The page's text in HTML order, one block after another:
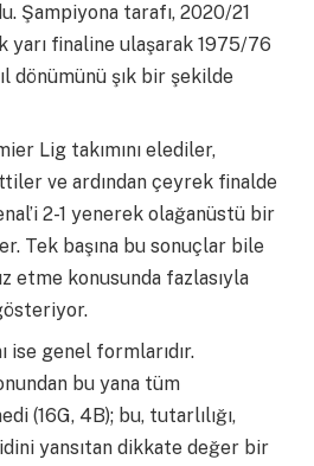
Şampiyona tarafı, 2020/21
yarı finaline ulaşarak 1975/76
dönümünü şık bir şekilde
Lig takımını elediler,
ve ardından çeyrek finalde
2-1 yenerek olağanüstü bir
Tek başına bu sonuçlar bile
etme konusunda fazlasıyla
ise genel formlarıdır.
bu yana tüm
(16G, 4B); bu, tutarlılığı,
yansıtan dikkate değer bir